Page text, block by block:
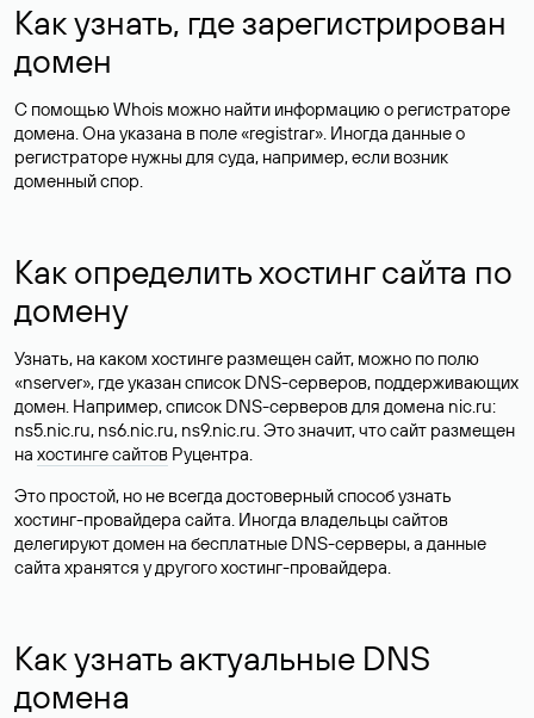
Как узнать, где зарегистрирован
домен
С помощью Whois можно найти информацию о регистраторе
домена. Она указана в поле «registrar». Иногда данные о
регистраторе нужны для суда, например, если возник
доменный спор.
Как определить хостинг сайта по
домену
Узнать, на каком хостинге размещен сайт, можно по полю
«nserver», где указан список DNS-серверов, поддерживающих
домен. Например, список DNS-серверов для домена nic.ru:
ns5.nic.ru, ns6.nic.ru, ns9.nic.ru. Это значит, что сайт размещен
на хостинге сайтов Руцентра.
Это простой, но не всегда достоверный способ узнать
хостинг-провайдера сайта. Иногда владельцы сайтов
делегируют домен на бесплатные DNS-серверы, а данные
сайта хранятся у другого хостинг-провайдера.
Как узнать актуальные DNS
домена